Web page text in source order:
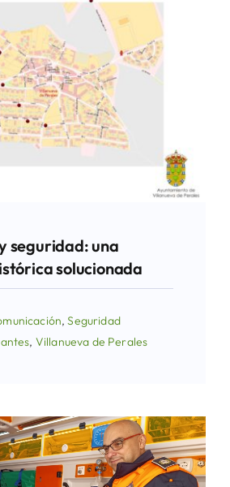
seguridad: una
solucionada
,Seguridad
, Villanueva de Perales